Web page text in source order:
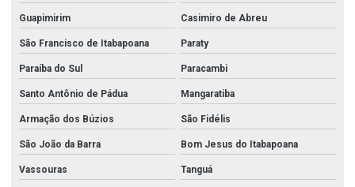
Guapimirim Casimiro de Abreu
São Francisco de Itabapoana Paraty
Paraíba do Sul Paracambi
Santo Antônio de Pádua Mangaratiba
Armação dos Búzios São Fidélis
São João da Barra Bom Jesus do Itabapoana
Vassouras Tanguá